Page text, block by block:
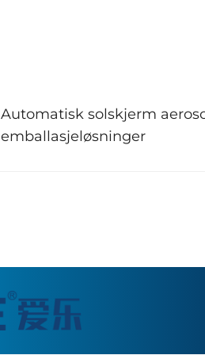
Automatisk solskjerm
emballasjeløsninger